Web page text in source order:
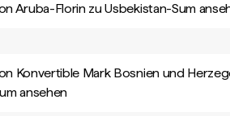
Aruba-Florin zu Usbekistan-Sum
Konvertible Mark Bosnien und
ansehen